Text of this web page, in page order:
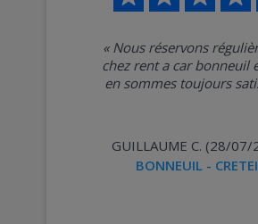
« Nous réservons
chez rent a car bonneuil
en sommes toujours
GUILLAUME C. (28/07/
BONNEUIL -